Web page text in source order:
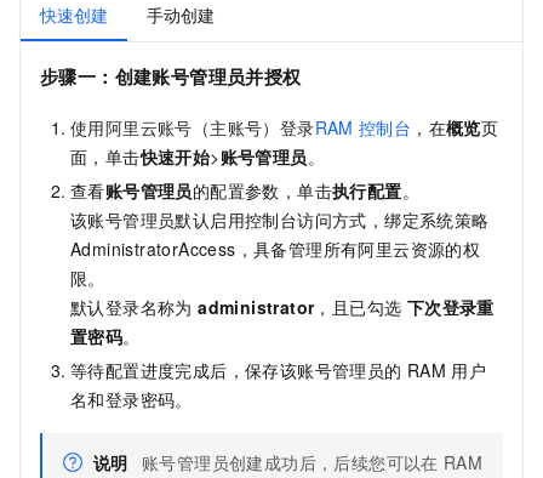
快速创建 手动创建
步骤一：创建账号管理员并授权
使用阿里云账号（主账号）登录RAM 控制台 ，在概览页
面，单击快速开始>账号管理员。
查看账号管理员的配置参数，单击执行配置。
该账号管理员默认启用控制台访问方式，绑定系统策略
AdministratorAccess，具备管理所有阿里云资源的权
限。
默认登录名称为administrator，且已勾选 下次登录重
置密码。
等待配置进度完成后，保存该账号管理员的 RAM 用户
名和登录密码。
说明 账号管理员创建成功后，后续您可以在 RAM